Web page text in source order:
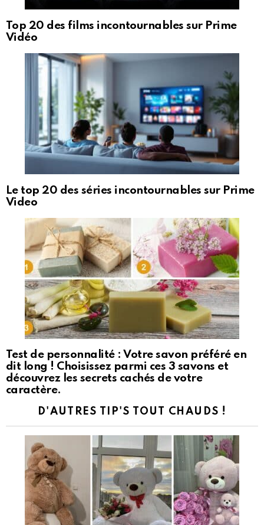
Top 20 des films incontournables sur Prime
Vidéo
Le top 20 des séries incontournables sur Prime
Video
Test de personnalité : Votre savon préféré en
dit long ! Choisissez parmi ces 3 savons et
découvrez les secrets cachés de votre
caractère.
D'AUTRES TIP'S TOUT CHAUDS !